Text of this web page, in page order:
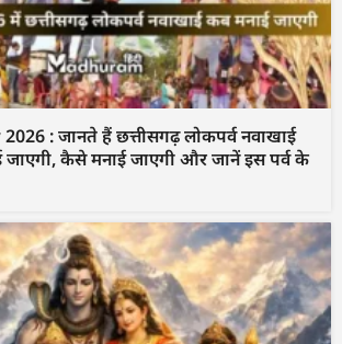
: जानते हैं छत्तीसगढ़ लोकपर्व नवाखाई
कैसे मनाई जाएगी और जानें इस पर्व के